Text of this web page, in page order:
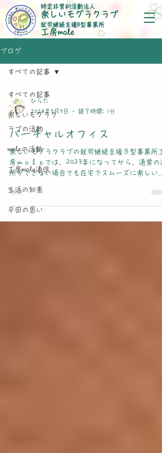
特定非営利活動法人
楽しいモグラクラブ
就労継続支援B型事業所
​工房mole
ブログ
すべての記事
楽しいモグラク
ラブの活動
moleの活動
工房mole通信
生活の知恵
平田の思い
すべての記事
ひらた
2023年3月3日
読了時間: 1分
バーチャルオフィス
楽しいモグラクラブの就労継続支援Ｂ型事業所工
房ｍｏｌｅでは、2023年になってから、通常の
所ができない場合でも在宅でスムーズに楽しい就
フィスを導入しました。 バーチャルオフィス内
は、出退勤の入力、職員や他の利用者の方との...